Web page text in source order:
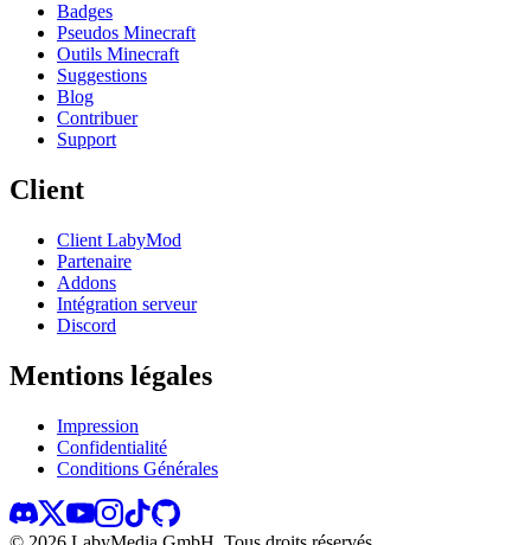
Badges
Pseudos Minecraft
Outils Minecraft
Suggestions
Blog
Contribuer
Support
Client
Client LabyMod
Partenaire
Addons
Intégration serveur
Discord
Mentions légales
Impression
Confidentialité
Conditions Générales